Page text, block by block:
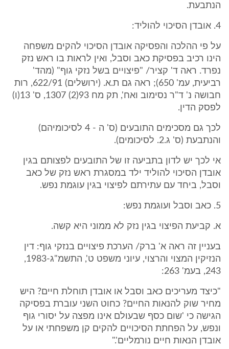
הנתבעת.
4. אובדן הסיכוי להוליד:
על פי ההלכה והפסיקה אובדן הסיכוי להקים משפחה
הינו רכיב בפסיקת כאב וסבל, ואין לראות בו ראש נזק
נפרד. ראה ד' קציר/ "פיצויים בשל נזקי גוף" (מהד'
רביעית, עמ' 650); ראה גם ת.א. (ירושלים) 622/91, רות
חבושה נ' ד"ר נסימוב ואח', תק מח 93(2) 1307, ס' 13(ו)
לפסק הדין.
לכך גם מסכימים התובעים (ס' ה - 4 לסיכומיהם)
והנתבעת (ס' ג.2. לסיכומים).
אי לכך יש לדון בתביעה זו של התובעים לפצותם בגין
אובדן הסיכוי להוליד ילד במסגרת ראש נזק של כאב
וסבל, ביחד עם עתירתם לפיצוי בגין עוגמת נפש.
5. כאב וסבל ועוגמת נפש:
א. קביעת הפיצוי בגין נזק לא ממוני היא קשה.
בעניין זה ראה א' ברק/ הערכת פיצויים בנזקי גוף: דין
הנזיקין המצוי והרצוי, עיוני משפט ט', התשמ"ג-1983,
243, בעמ' 263:
"כיצד מעריכים כאב וסבל או אובדן תוחלת חיים? היש
מחיר שוק להנאות החיים? כחוט השני עוברת בפסיקה
הגישה כי 'שום כסף שבעולם אינו מפצה על יסורי גוף
ונפש, על הפחתת הסיכויים להקים קן משפחתי או על
אובדן הנאות חיים נורמליים'."